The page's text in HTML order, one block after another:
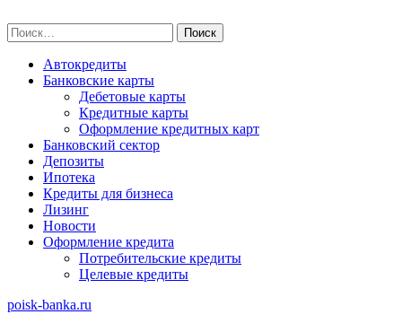
to
content
Найти:
Автокредиты
Банковские карты
Дебетовые карты
Кредитные карты
Оформление кредитных карт
Банковский сектор
Депозиты
Ипотека
Кредиты для бизнеса
Лизинг
Новости
Оформление кредита
Потребительские кредиты
Целевые кредиты
poisk-banka.ru